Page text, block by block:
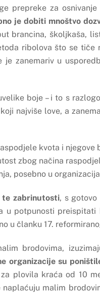
prepreke za
je dobiti mnoštvo
brancina, školjkaša,
ribolova što se tiče
je zanemariv u
boje – i to s
najviše love, a
kvota i
zbog načina
posebno u
te zabrinutosti, s gotovo
potpunosti
u članku 17.
brodovima,
organizacije su
plovila kraća od 10
malim